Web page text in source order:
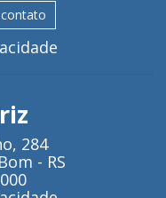
284
- RS